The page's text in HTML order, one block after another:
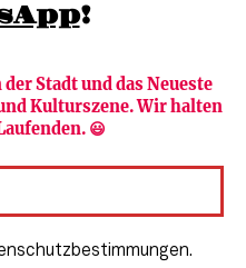
!
Stadt und das Neueste
Kulturszene. Wir halten
😃
Verlag